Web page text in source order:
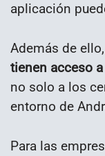
aplicación
Además de ello,
tienen acceso
no solo a los
entorno de
Para las